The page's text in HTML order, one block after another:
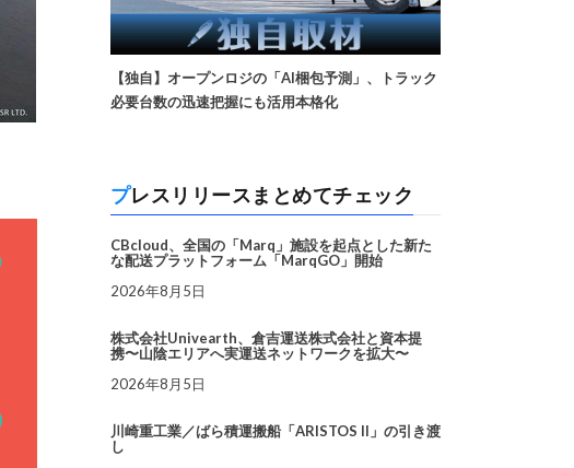
【独自】オープンロジの「AI梱包予測」、トラック
必要台数の迅速把握にも活用本格化
プレスリリースまとめてチェック
CBcloud、全国の「Marq」施設を起点とした新た
な配送プラットフォーム「MarqGO」開始
2026年8月5日
株式会社Univearth、倉吉運送株式会社と資本提
携〜山陰エリアへ実運送ネットワークを拡大〜
2026年8月5日
川崎重工業／ばら積運搬船「ARISTOS II」の引き渡
し